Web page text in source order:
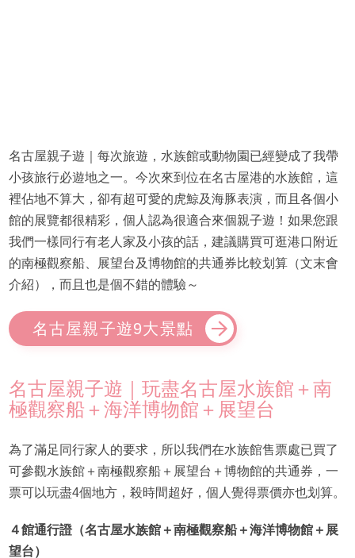
名古屋親子遊｜每次旅遊，水族館或動物園已經變成了我帶
小孩旅行必遊地之一。今次來到位在名古屋港的水族館，這
裡佔地不算大，卻有超可愛的虎鯨及海豚表演，而且各個小
館的展覽都很精彩，個人認為很適合來個親子遊！如果您跟
我們一樣同行有老人家及小孩的話，建議購買可逛港口附近
的南極觀察船、展望台及博物館的共通券比較划算（文末會
介紹），而且也是個不錯的體驗～
名古屋親子遊9大景點
名古屋親子遊｜玩盡名古屋水族館＋南
極觀察船＋海洋博物館＋展望台
為了滿足同行家人的要求，所以我們在水族館售票處已買了
可參觀水族館＋南極觀察船＋展望台＋博物館的共通券，一
票可以玩盡4個地方，殺時間超好，個人覺得票價亦也划算。
４館通行證（名古屋水族館＋南極觀察船＋海洋博物館＋展
望台）